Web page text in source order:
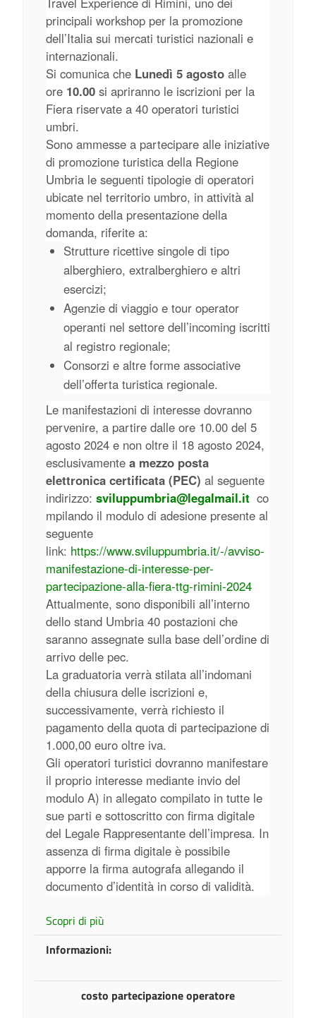
principali workshop per la promozione
dell’Italia sui mercati turistici nazionali e
internazionali.
Si comunica che Lunedì 5 agosto alle
ore 10.00 si apriranno le iscrizioni per la
Fiera riservate a 40 operatori turistici
umbri.
Sono ammesse a partecipare alle iniziative
di promozione turistica della Regione
Umbria le seguenti tipologie di operatori
ubicate nel territorio umbro, in attività al
momento della presentazione della
domanda, riferite a:
Strutture ricettive singole di tipo
alberghiero, extralberghiero e altri
esercizi;
Agenzie di viaggio e tour operator
operanti nel settore dell’incoming iscritti
al registro regionale;
Consorzi e altre forme associative
dell’offerta turistica regionale.
Le manifestazioni di interesse dovranno
pervenire, a partire dalle ore 10.00 del 5
agosto 2024 e non oltre il 18 agosto 2024,
esclusivamente a mezzo posta
elettronica certificata (PEC) al seguente
indirizzo: sviluppumbria@legalmail.it co
mpilando il modulo di adesione presente al
seguente
link: https://www.sviluppumbria.it/-/avviso-
manifestazione-di-interesse-per-
partecipazione-alla-fiera-ttg-rimini-2024
Attualmente, sono disponibili all’interno
dello stand Umbria 40 postazioni che
saranno assegnate sulla base dell’ordine di
arrivo delle pec.
La graduatoria verrà stilata all’indomani
della chiusura delle iscrizioni e,
successivamente, verrà richiesto il
pagamento della quota di partecipazione di
1.000,00 euro oltre iva.
Gli operatori turistici dovranno manifestare
il proprio interesse mediante invio del
modulo A) in allegato compilato in tutte le
sue parti e sottoscritto con firma digitale
del Legale Rappresentante dell’impresa. In
assenza di firma digitale è possibile
apporre la firma autografa allegando il
documento d’identità in corso di validità.
Scopri di più
Informazioni:
costo partecipazione operatore